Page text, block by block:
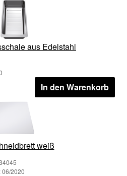
aus Edelstahl
In den Warenkorb
weiß
06/2020